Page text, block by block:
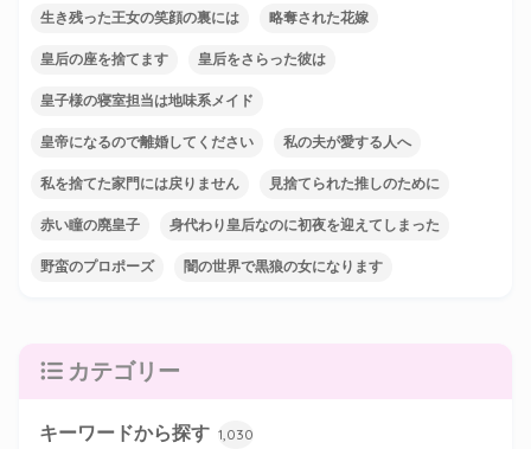
生き残った王女の笑顔の裏には 略奪された花嫁
皇后の座を捨てます 皇后をさらった彼は
皇子様の寝室担当は地味系メイド
皇帝になるので離婚してください 私の夫が愛する人へ
私を捨てた家門には戻りません 見捨てられた推しのために
赤い瞳の廃皇子 身代わり皇后なのに初夜を迎えてしまった
野蛮のプロポーズ 闇の世界で黒狼の女になります
カテゴリー
キーワードから探す 1,030